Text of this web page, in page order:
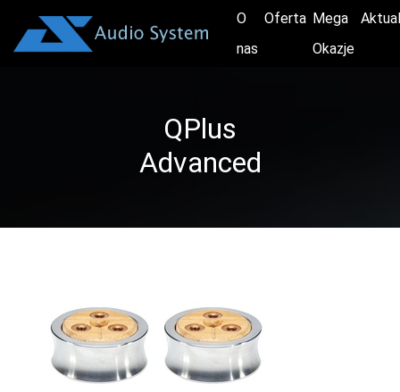
O
nas
Oferta Mega
Okazje
QPlus
Advanced